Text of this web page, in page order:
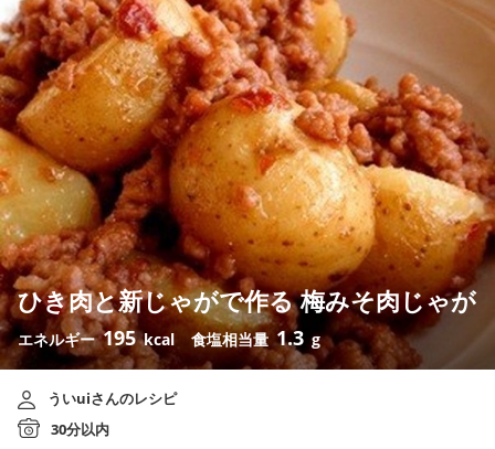
ひき肉と新じゃがで作る 梅みそ肉じゃが
エネルギー195 kcal 食塩相当量 1.3 g
ういuiさんのレシピ
30分以内